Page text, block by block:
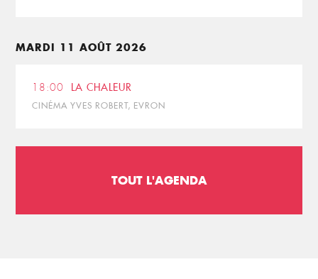
MARDI 11 AOÛT 2026
18:00 LA CHALEUR
CINÉMA YVES ROBERT, EVRON
TOUT L'AGENDA